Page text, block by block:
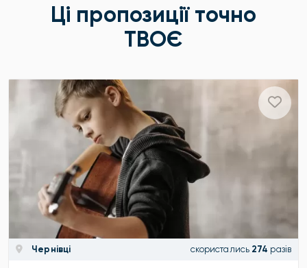
Ці пропозиції точно
ТВОЄ
Чернівці скористались 274 разів